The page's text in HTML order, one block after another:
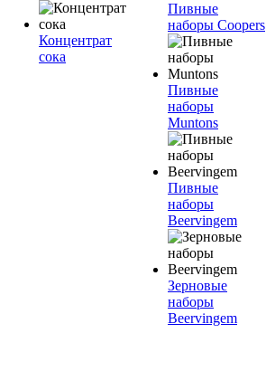
Концентрат
сока
Пивные
наборы Coopers
Пивные
наборы
Muntons
Пивные
наборы
Beervingem
Зерновые
наборы
Beervingem